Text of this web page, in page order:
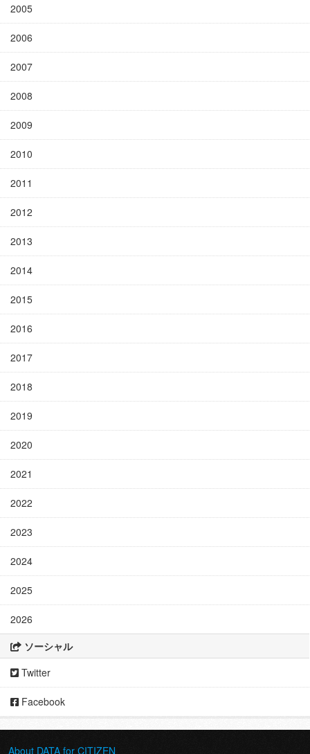
2005
2006
2007
2008
2009
2010
2011
2012
2013
2014
2015
2016
2017
2018
2019
2020
2021
2022
2023
2024
2025
2026
ソーシャル
Twitter
Facebook
About DATA for CITIZEN